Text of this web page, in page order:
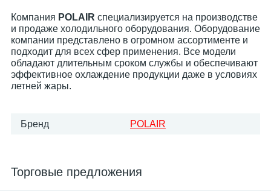
Компания POLAIR специализируется на производстве
и продаже холодильного оборудования. Оборудование
компании представлено в огромном ассортименте и
подходит для всех сфер применения. Все модели
обладают длительным сроком службы и обеспечивают
эффективное охлаждение продукции даже в условиях
летней жары.
Бренд POLAIR
Торговые предложения